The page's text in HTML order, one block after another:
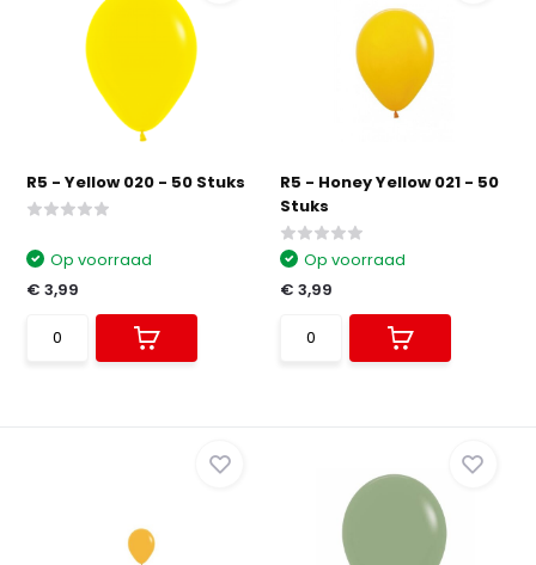
R5 - Yellow 020 - 50 Stuks
Op voorraad
€ 3,99
R5 - Honey Yellow 021 - 50
Stuks
Op voorraad
€ 3,99